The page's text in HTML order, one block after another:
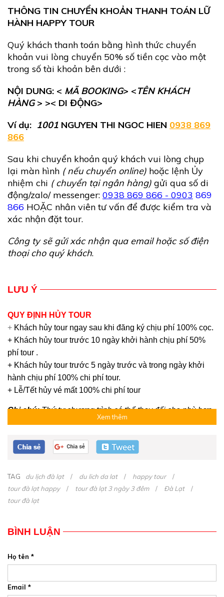
THÔNG TIN CHUYỂN KHOẢN THANH TOÁN LỮ
HÀNH HAPPY TOUR
Quý khách thanh toán bằng hình thức chuyển
khoản vui lòng chuyển 50% số tiền cọc vào một
trong số tài khoản bên dưới :
NỘI DUNG: < MÃ BOOKING> <TÊN KHÁCH
HÀNG> >< DI ĐỘNG>
Ví dụ: 1001 NGUYEN THI NGOC HIEN 0938 869
866
Sau khi chuyển khoản quý khách vui lòng chụp
lại màn hình ( nếu chuyển online) hoặc lệnh Ủy
nhiệm chi ( chuyển tại ngân hàng) gửi qua số di
động/zalo/ messenger: 0938 869 866 - 0903 869
866 HOẶC nhân viên tư vấn để được kiểm tra và
xác nhận đặt tour.
Công ty sẽ gửi xác nhận qua email hoặc số điện
thoại cho quý khách.
LƯU Ý
QUY ĐỊNH HỦY TOUR
+ Khách hủy tour ngay sau khi đăng ký chịu phí 100% cọc.
+ Khách hủy tour trước 10 ngày khởi hành chịu phí 50%
phí tour .
+ Khách hủy tour trước 5 ngày trước và trong ngày khởi
hành chịu phí 100% chi phí tour.
+ Lễ/Tết hủy vé mất 100% chi phí tour
Ghi chú:Thứ tự chương trình có thể thay đổi cho phù hợp
Xem thêm
TAG du lịch đà lạt du lich da lat
happy tour
tour đà lạt happy
tour đà lạt 3 ngày 3 đêm
Đà Lạt
tour đà lạt
BÌNH LUẬN
Họ tên *
Email *